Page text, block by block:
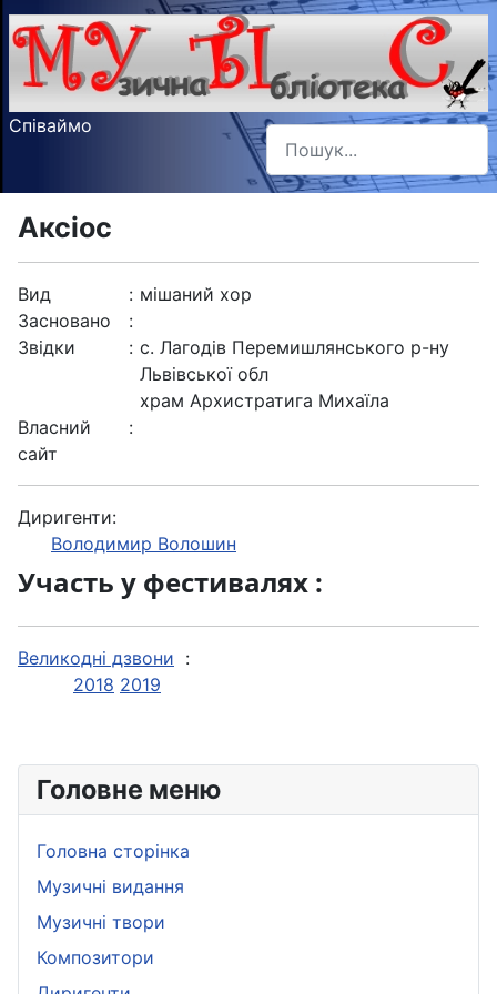
Співаймо Пошук
Type 2 or more characters
Головне меню
Головна сторінка
Музичні видання
Музичні твори
Композитори
Аксіос
Вид : мішаний хор
Засновано
:
Звідки
: с. Лагодів Перемишлянського р-ну
Львівської обл
храм Архистратига Михаїла
Власний
сайт
:
Диригенти:
Володимир Волошин
Участь у фестивалях :
Великодні дзвони :
2018 2019